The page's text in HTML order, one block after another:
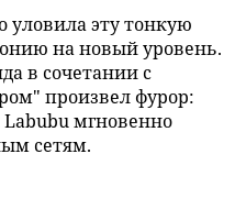
уловила эту тонкую
на новый уровень.
в сочетании с
произвел фурор:
Labubu мгновенно
сетям.